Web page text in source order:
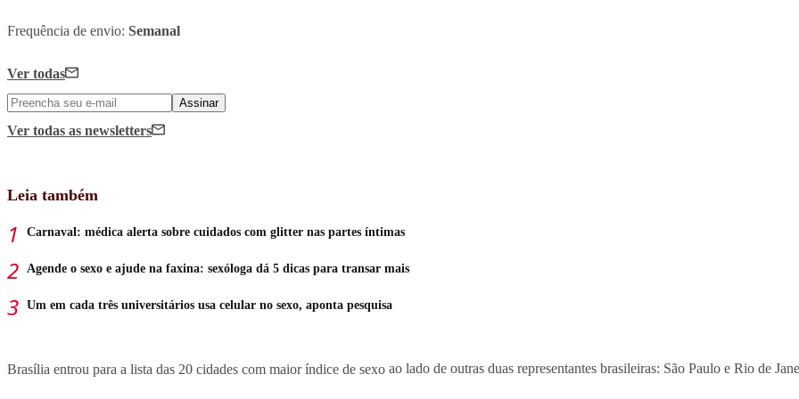
Frequência de envio: Semanal
Ver todas
Assinar
Ver todas as newsletters
Leia também
Carnaval: médica alerta sobre cuidados com glitter nas partes íntimas
Agende o sexo e ajude na faxina: sexóloga dá 5 dicas para transar mais
Um em cada três universitários usa celular no sexo, aponta pesquisa
Brasília entrou para a lista das 20 cidades com maior índice de sexo ao lado de outras duas representantes brasileiras: São Paulo e Rio de